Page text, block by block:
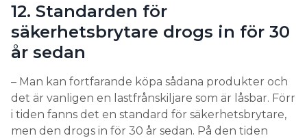
12. Standarden för
säkerhetsbrytare drogs in för 30
år sedan
– Man kan fortfarande köpa sådana produkter och
det är vanligen en lastfrånskiljare som är låsbar. Förr
i tiden fanns det en standard för säkerhetsbrytare,
men den drogs in för 30 år sedan. På den tiden